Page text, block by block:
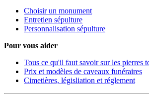
Choisir un monument
Entretien sépulture
Personnalisation sépulture
Pour vous aider
Tous ce qu'il faut savoir sur les pierres
Prix et modèles de caveaux funéraires
Cimetières, législiation et réglement